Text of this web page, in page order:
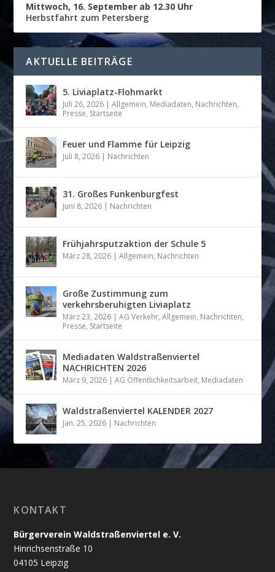
Mittwoch, 16. September ab 12.30 Uhr
Herbstfahrt zum Petersberg
AKTUELLE BEITRÄGE
5. Liviaplatz-Flohmarkt
Juli 26, 2026 |Allgemein, Mediadaten, Nachrichten,
Presse, Startseite
Feuer und Flamme für Leipzig
Juli 8, 2026 | Nachrichten
31. Großes Funkenburgfest
Juni 8, 2026 | Nachrichten
Frühjahrsputzaktion der Schule 5
März 28, 2026 |Allgemein, Nachrichten
Große Zustimmung zum
verkehrsberuhigten Liviaplatz
März 23, 2026 |AG Verkehr,Allgemein, Nachrichten,
Presse, Startseite
Mediadaten Waldstraßenviertel
NACHRICHTEN 2026
März 9, 2026 |AG Öffentlichkeitsarbeit, Mediadaten
Waldstraßenviertel KALENDER 2027
Jan. 25, 2026 | Nachrichten
KONTAKT
Bürgerverein Waldstraßenviertel e. V.
Hinrichsenstraße 10
04105 Leipzig